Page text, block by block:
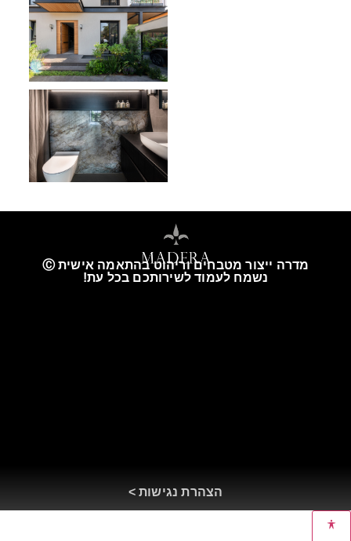
מדרה ייצור מטבחים וריהוט בהתאמה אישית Ⓒ
נשמח לעמוד לשירותכם בכל עת!
הצהרת נגישות >